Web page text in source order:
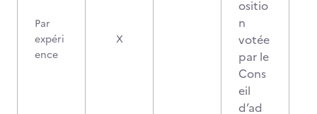
Par
expéri
ence
X
ositio
n
votée
par le
Cons
eil
d’ad